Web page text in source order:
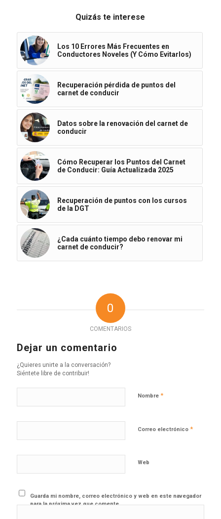
Quizás te interese
Los 10 Errores Más Frecuentes en
Conductores Noveles (Y Cómo Evitarlos)
Recuperación pérdida de puntos del
carnet de conducir
Datos sobre la renovación del carnet de
conducir
Cómo Recuperar los Puntos del Carnet
de Conducir: Guía Actualizada 2025
Recuperación de puntos con los cursos
de la DGT
¿Cada cuánto tiempo debo renovar mi
carnet de conducir?
0
COMENTARIOS
Dejar un comentario
¿Quieres unirte a la conversación?
Siéntete libre de contribuir!
Nombre *
Correo electrónico *
Web
Guarda mi nombre, correo electrónico y web en este navegador
para la próxima vez que comente.